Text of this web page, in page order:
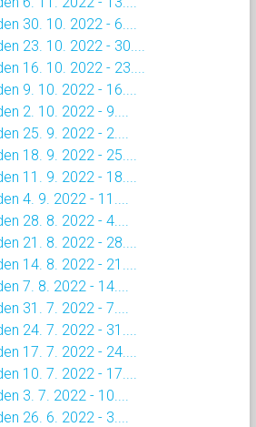
30. 10. 2022 - 6....
23. 10. 2022 - 30....
16. 10. 2022 - 23....
9. 10. 2022 - 16....
2. 10. 2022 - 9....
25. 9. 2022 - 2....
18. 9. 2022 - 25....
11. 9. 2022 - 18....
4. 9. 2022 - 11....
28. 8. 2022 - 4....
21. 8. 2022 - 28....
14. 8. 2022 - 21....
7. 8. 2022 - 14....
31. 7. 2022 - 7....
24. 7. 2022 - 31....
17. 7. 2022 - 24....
10. 7. 2022 - 17....
3. 7. 2022 - 10....
26. 6. 2022 - 3....